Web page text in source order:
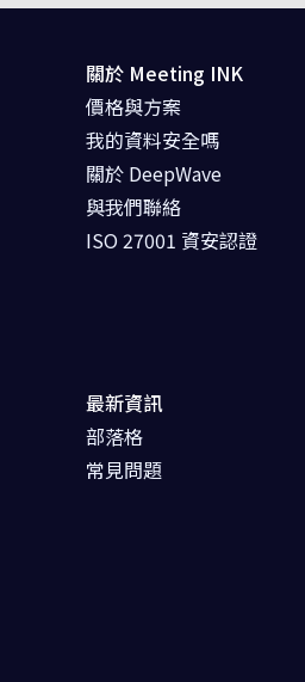
最新資訊
部落格
常見問題
關於 Meeting INK
價格與方案
我的資料安全嗎
關於 DeepWave
與我們聯絡
ISO 27001 資安認證